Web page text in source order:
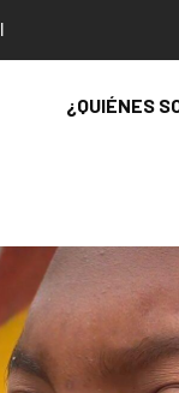
¿QUIÉNES